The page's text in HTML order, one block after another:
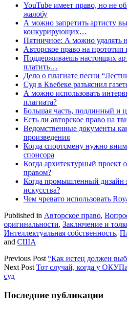
YouTube имеет право, но не
жалобу
А можно запретить артисту
конкурирующих…
Пятничное: А можно удалять
Авторское право на прототип
Поддерживаешь настоящих
платить…
Дело о плагиате песни
Суд в Квебеке разъяснил
А можно использовать
плагиата?
Большая часть, подлинный и
Есть ли авторское право на
Ведомственные документы
произведения
Когда спортсмену нужно
спонсора
Когда архитектурный проект
правом?
Когда промышленный дизайн
искусства?
Чем чревато использовать
Published in Авторское право,
оригинальности, Заключение и
Интеллектуальная собственность,
and США
Previous Post “Как истец должен
Next Post Тот случай, когда у
суд
Sidebar
Последние публикации